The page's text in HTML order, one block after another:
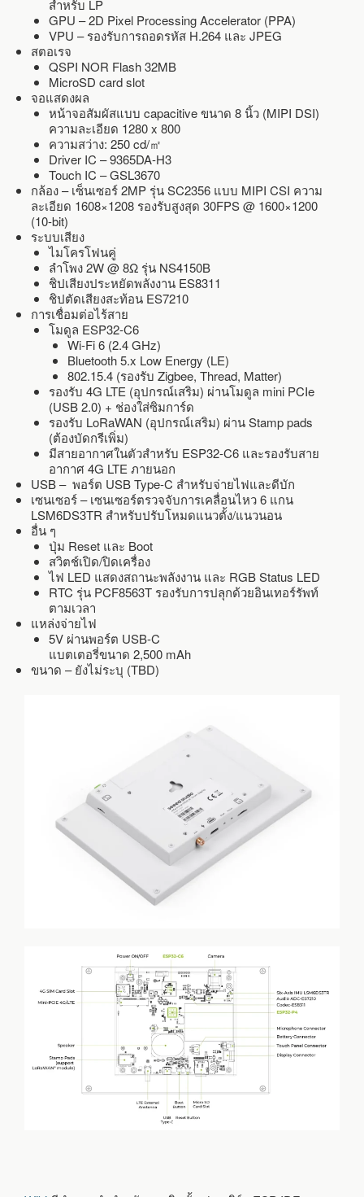
สำหรับ LP
GPU – 2D Pixel Processing Accelerator (PPA)
VPU – รองรับการถอดรหัส H.264 และ JPEG
สตอเรจ
QSPI NOR Flash 32MB
MicroSD card slot
จอแสดงผล
หน้าจอสัมผัสแบบ capacitive ขนาด 8 นิ้ว (MIPI DSI)
ความละเอียด 1280 x 800
ความสว่าง: 250 cd/㎡
Driver IC – 9365DA-H3
Touch IC – GSL3670
กล้อง – เซ็นเซอร์ 2MP รุ่น SC2356 แบบ MIPI CSI ความ
ละเอียด 1608×1208 รองรับสูงสุด 30FPS @ 1600×1200
(10-bit)
ระบบเสียง
ไมโครโฟนคู่
ลำโพง 2W @ 8Ω รุ่น NS4150B
ชิปเสียงประหยัดพลังงาน ES8311
ชิปตัดเสียงสะท้อน ES7210
การเชื่อมต่อไร้สาย
โมดูล ESP32-C6
Wi-Fi 6 (2.4 GHz)
Bluetooth 5.x Low Energy (LE)
802.15.4 (รองรับ Zigbee, Thread, Matter)
รองรับ 4G LTE (อุปกรณ์เสริม) ผ่านโมดูล mini PCIe
(USB 2.0) + ช่องใส่ซิมการ์ด
รองรับ LoRaWAN (อุปกรณ์เสริม) ผ่าน Stamp pads
(ต้องบัดกรีเพิ่ม)
มีสายอากาศในตัวสำหรับ ESP32-C6 และรองรับสาย
อากาศ 4G LTE ภายนอก
USB – พอร์ต USB Type-C สำหรับจ่ายไฟและดีบัก
เซนเซอร์ – เซนเซอร์ตรวจจับการเคลื่อนไหว 6 แกน
LSM6DS3TR สำหรับปรับโหมดแนวตั้ง/แนวนอน
อื่น ๆ
ปุ่ม Reset และ Boot
สวิตช์เปิด/ปิดเครื่อง
ไฟ LED แสดงสถานะพลังงาน และ RGB Status LED
RTC รุ่น PCF8563T รองรับการปลุกด้วยอินเทอร์รัพท์
ตามเวลา
แหล่งจ่ายไฟ
5V ผ่านพอร์ต USB-C
แบตเตอรี่ขนาด 2,500 mAh
ขนาด – ยังไม่ระบุ (TBD)